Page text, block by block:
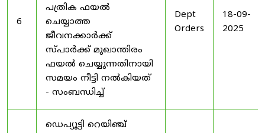
6
പത്രിക ഫയൽ
ചെയ്യാത്ത
ജീവനക്കാർക്ക്
സ്പാർക്ക് മുഖാന്തിരം
ഫയൽ ചെയ്യുന്നതിനായി
സമയം നീട്ടി നൽകിയത്
- സംബന്ധിച്ച്
Dept
Orders
18-09-
2025
ഡെപ്യൂട്ടി റെയിഞ്ച്